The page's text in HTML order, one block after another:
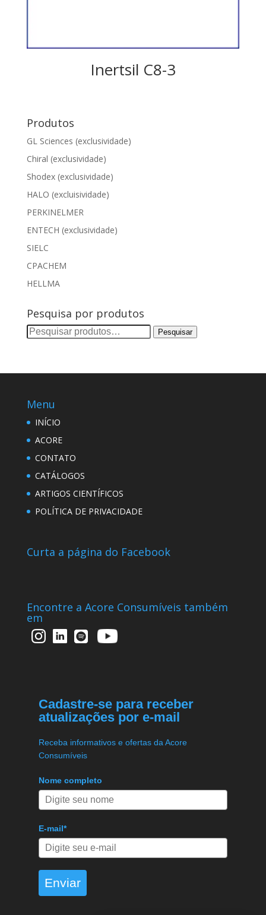
Inertsil C8-3
Produtos
GL Sciences (exclusividade)
Chiral (exclusividade)
Shodex (exclusividade)
HALO (excluisividade)
PERKINELMER
ENTECH (exclusividade)
SIELC
CPACHEM
HELLMA
Pesquisa por produtos
Pesquisar
Pesquisar
Menu
INÍCIO
ACORE
CONTATO
CATÁLOGOS
ARTIGOS CIENTÍFICOS
POLÍTICA DE PRIVACIDADE
Curta a página do Facebook
Encontre a Acore Consumíveis também
em
Cadastre-se para receber
atualizações por e-mail
Receba informativos e ofertas da Acore
Consumíveis
Nome completo
E-mail*
Enviar